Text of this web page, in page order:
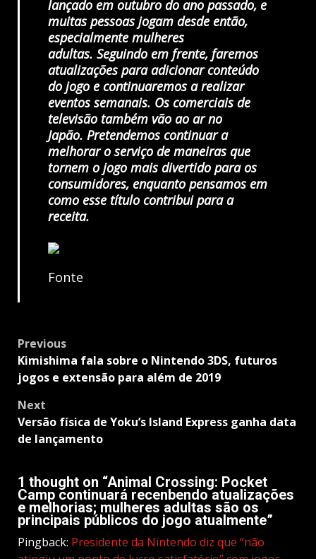
lançado em outubro do ano passado, e
muitas pessoas jogam desde então,
especialmente mulheres
adultas. Seguindo em frente, faremos
atualizações para adicionar conteúdo
do jogo e continuaremos a realizar
eventos semanais. Os comerciais de
televisão também vão ao ar no
Japão. Pretendemos continuar a
melhorar o serviço de maneiras que
tornem o jogo mais divertido para os
consumidores, enquanto pensamos em
como esse título contribui para a
receita.
Fonte
Post
navigation
Previous
Kimishima fala sobre o Nintendo 3DS, futuros
jogos e extensão para além de 2019
Next
Versão física de Yoku’s Island Express ganha data
de lançamento
1 thought on “Animal Crossing: Pocket
Camp continuará recenbendo atualizações
e melhorias; mulheres adultas são os
principais públicos do jogo atualmente”
Pingback: Presidente da Nintendo diz que “não